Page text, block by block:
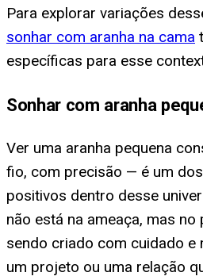
Para explorar variações
sonhar com aranha na cama
específicas para esse
Sonhar com aranha
Ver uma aranha pequena
fio, com precisão — é um
positivos dentro desse
não está na ameaça, mas
sendo criado com cuidado e
um projeto ou uma relação